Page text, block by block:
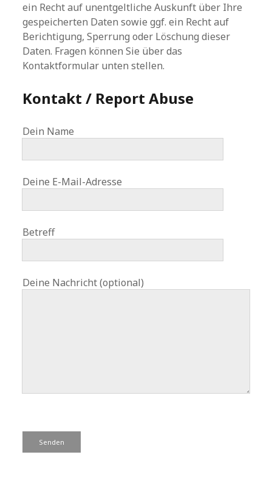
ein Recht auf unentgeltliche Auskunft über Ihre
gespeicherten Daten sowie ggf. ein Recht auf
Berichtigung, Sperrung oder Löschung dieser
Daten. Fragen können Sie über das
Kontaktformular unten stellen.
Kontakt / Report Abuse
Dein Name
Deine E-Mail-Adresse
Betreff
Deine Nachricht (optional)